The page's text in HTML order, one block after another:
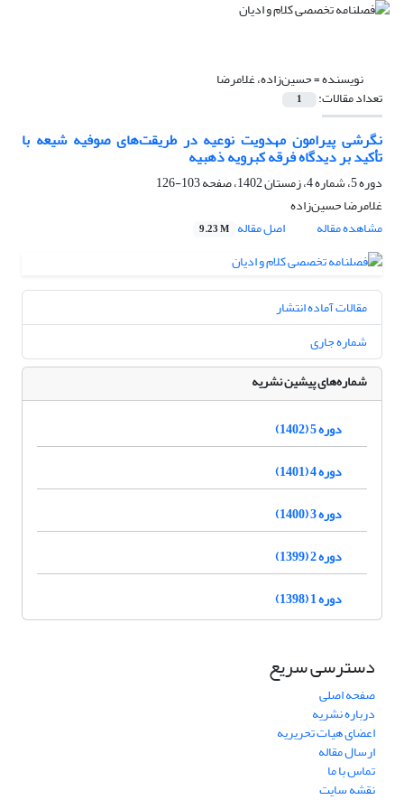
نویسنده =حسین‌زاده، غلامرضا
تعداد مقالات: 1
نگرشی پیرامون مهدویت نوعیه در طریقت‌های صوفیه شیعه با
تأکید بر دیدگاه فرقه کبرویه ذهبیه
دوره 5، شماره 4، زمستان 1402، صفحه
103-126
غلامرضا حسین‌زاده
مشاهده مقاله
اصل مقاله 9.23 M
مقالات آماده انتشار
شماره جاری
شماره‌های پیشین نشریه
دوره 5 (1402)
دوره 4 (1401)
دوره 3 (1400)
دوره 2 (1399)
دوره 1 (1398)
دسترسی سریع
صفحه اصلی
درباره نشریه
اعضای هیات تحریریه
ارسال مقاله
تماس با ما
نقشه سایت